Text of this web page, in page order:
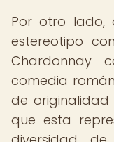
Por otro lado,
estereotipo
Chardonnay
comedia
de
que esta